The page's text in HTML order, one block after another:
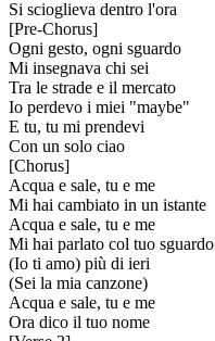
Si scioglieva dentro l'ora
[Pre-Chorus]
Ogni gesto, ogni sguardo
Mi insegnava chi sei
Tra le strade e il mercato
Io perdevo i miei "maybe"
E tu, tu mi prendevi
Con un solo ciao
[Chorus]
Acqua e sale, tu e me
Mi hai cambiato in un istante
Acqua e sale, tu e me
Mi hai parlato col tuo sguardo
(Io ti amo) più di ieri
(Sei la mia canzone)
Acqua e sale, tu e me
Ora dico il tuo nome